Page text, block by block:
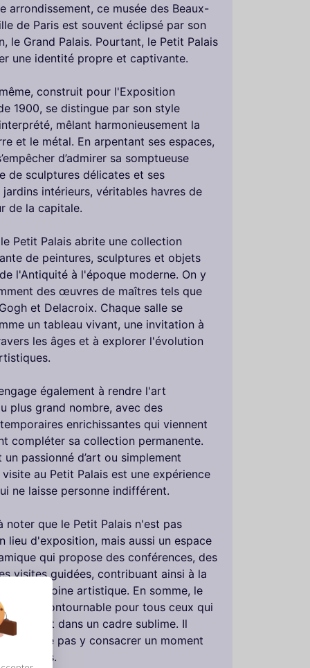
arrondissement, ce musée des Beaux-
de Paris est souvent éclipsé par son
le Grand Palais. Pourtant, le Petit Palais
une identité propre et captivante.
construit pour l'Exposition
1900, se distingue par son style
mêlant harmonieusement la
et le métal. En arpentant ses espaces,
d’admirer sa somptueuse
de sculptures délicates et ses
intérieurs, véritables havres de
de la capitale.
le Petit Palais abrite une collection
de peintures, sculptures et objets
l'Antiquité à l'époque moderne. On y
des œuvres de maîtres tels que
et Delacroix. Chaque salle se
un tableau vivant, une invitation à
les âges et à explorer l'évolution
également à rendre l'art
plus grand nombre, avec des
enrichissantes qui viennent
compléter sa collection permanente.
passionné d’art ou simplement
au Petit Palais est une expérience
ne laisse personne indifférent.
noter que le Petit Palais n'est pas
lieu d'exposition, mais aussi un espace
qui propose des conférences, des
visites guidées, contribuant ainsi à la
patrimoine artistique. En somme, le
un incontournable pour tous ceux qui
l’art dans un cadre sublime. Il
de ne pas y consacrer un moment
à Paris.